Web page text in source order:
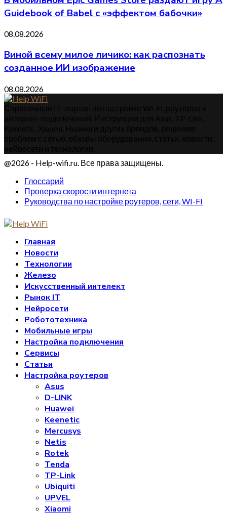
Guidebook of Babel с «эффектом бабочки»
08.08.2026
Виной всему милое личико: как распознать
созданное ИИ изображение
08.08.2026
@2026 - Help-wifi.ru. Все права защищены.
Глоссарий
Проверка скорости интернета
Руководства по настройке роутеров, сети, WI-FI
Главная
Новости
Технологии
Железо
Искусственный интелект
Рынок IT
Нейросети
Робототехника
Мобильные игры
Настройка подключения
Сервисы
Статьи
Настройка роутеров
Asus
D-LINK
Huawei
Keenetic
Mercusys
Netis
Rotek
Tenda
TP-Link
Ubiquiti
UPVEL
Xiaomi